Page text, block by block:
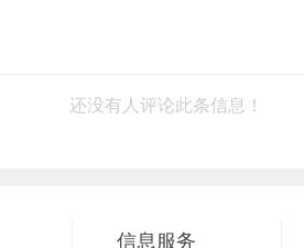
还没有人评论此条信息！
信息服务